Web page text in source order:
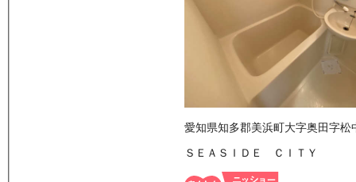
愛知県知多郡美浜町大字奥田字松
ＳＥＡＳＩＤＥ ＣＩＴＹ